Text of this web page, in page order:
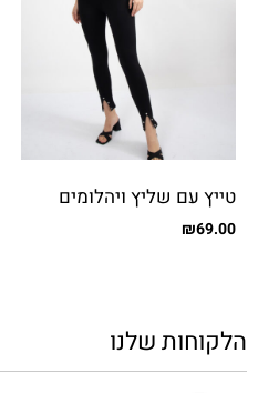
טייץ עם שליץ ויהלומים
₪69.00
הלקוחות שלנו